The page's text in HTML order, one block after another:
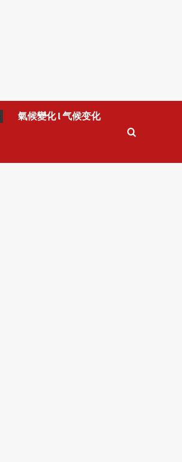
氣候變化 l 气候变化